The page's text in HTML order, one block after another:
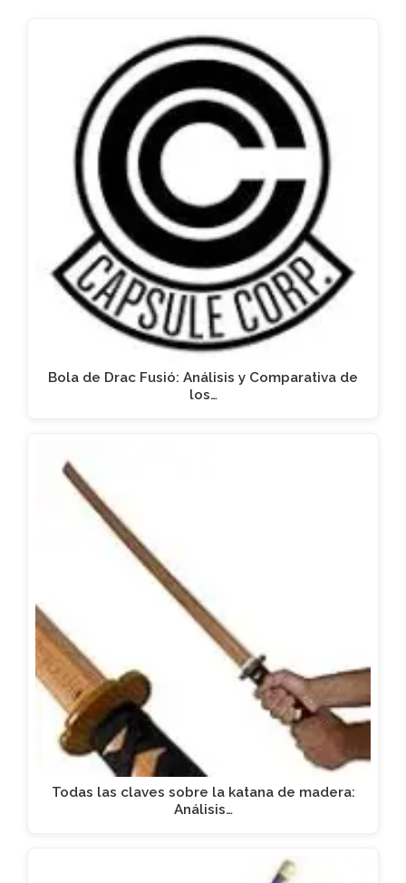
Bola de Drac Fusió: Análisis y Comparativa de
los…
Todas las claves sobre la katana de madera:
Análisis…